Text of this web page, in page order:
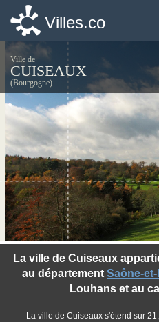
Villes.co
Ville de
CUISEAUX
(Bourgogne)
La ville de Cuiseaux
au département Saône-
Louhans et au
La ville de Cuiseaux s'étend sur
Villes.co